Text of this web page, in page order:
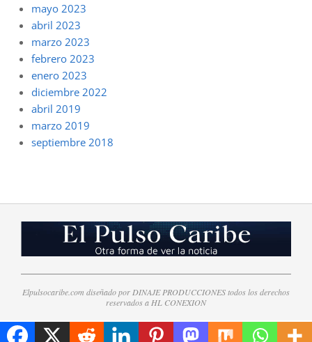
mayo 2023
abril 2023
marzo 2023
febrero 2023
enero 2023
diciembre 2022
abril 2019
marzo 2019
septiembre 2018
Elpulsocaribe.com diseñado por DINAJE PRODUCCIONES todos los derechos
reservados a HL CONEXION